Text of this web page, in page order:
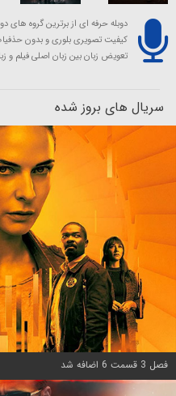
دوبله حرفه ای از برترین گروه های
کیفیت تصویری بلوری و بدون
تعویض زبان بین زبان اصلی فیلم و
سریال های بروز شده
فصل 3 قسمت 6 اضافه شد